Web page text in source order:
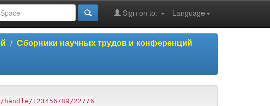
Language
Sign on to:
Сборники научных трудов и конференций
123456789/22776